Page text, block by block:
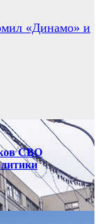
«Динамо» и
СВО